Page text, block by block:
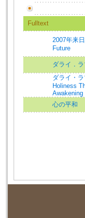
Fulltext
2007年来
Future
ダライ．
ダライ・
Holiness
Awakening
心の平和